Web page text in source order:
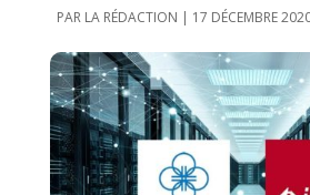
PAR LA RÉDACTION | 17 DÉCEMBRE